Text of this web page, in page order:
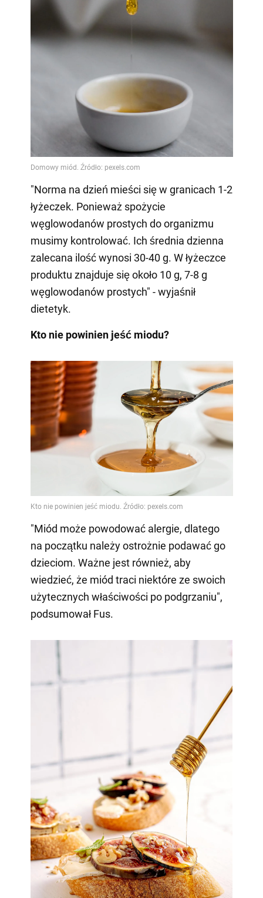
"Norma na dzień mieści się w granicach 1-2
łyżeczek. Ponieważ spożycie
węglowodanów prostych do organizmu
musimy kontrolować. Ich średnia dzienna
zalecana ilość wynosi 30-40 g. W łyżeczce
produktu znajduje się około 10 g, 7-8 g
węglowodanów prostych" - wyjaśnił
dietetyk.
Kto nie powinien jeść miodu?
"Miód może powodować alergie, dlatego
na początku należy ostrożnie podawać go
dzieciom. Ważne jest również, aby
wiedzieć, że miód traci niektóre ze swoich
użytecznych właściwości po podgrzaniu",
podsumował Fus. ⠀